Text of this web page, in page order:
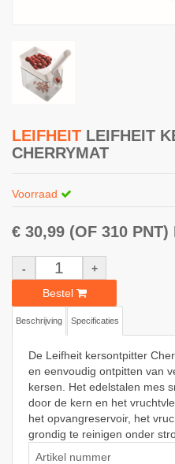
LEIFHEIT LEIFHEIT
CHERRYMAT
Voorraad
€ 30,99 (OF 310 PNT)
-
+
Bestel
Beschrijving Specificaties
De Leifheit kersontpitter
en eenvoudig ontpitten van
kersen. Het edelstalen mes
door de kern en het
het opvangreservoir, het
grondig te reinigen onder
Artikel nummer